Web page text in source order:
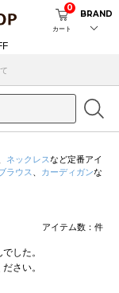
カート
0
BRAND
ネックレスなど定番アイ
ラウス カーディガンな
アイテム数： 件
した。
さい。